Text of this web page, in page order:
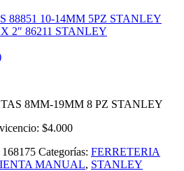
88851 10-14MM 5PZ STANLEY
2″ 86211 STANLEY
8MM-19MM 8 PZ STANLEY
$4.000
168175 Categorías: FERRETERIA
MANUAL, STANLEY